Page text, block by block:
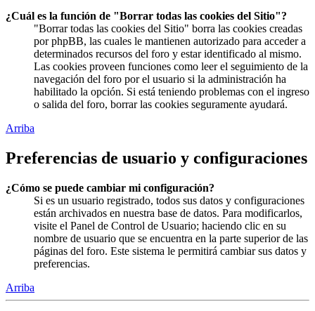
¿Cuál es la función de "Borrar todas las cookies del Sitio"?
"Borrar todas las cookies del Sitio" borra las cookies creadas
por phpBB, las cuales le mantienen autorizado para acceder a
determinados recursos del foro y estar identificado al mismo.
Las cookies proveen funciones como leer el seguimiento de la
navegación del foro por el usuario si la administración ha
habilitado la opción. Si está teniendo problemas con el ingreso
o salida del foro, borrar las cookies seguramente ayudará.
Arriba
Preferencias de usuario y configuraciones
¿Cómo se puede cambiar mi configuración?
Si es un usuario registrado, todos sus datos y configuraciones
están archivados en nuestra base de datos. Para modificarlos,
visite el Panel de Control de Usuario; haciendo clic en su
nombre de usuario que se encuentra en la parte superior de las
páginas del foro. Este sistema le permitirá cambiar sus datos y
preferencias.
Arriba